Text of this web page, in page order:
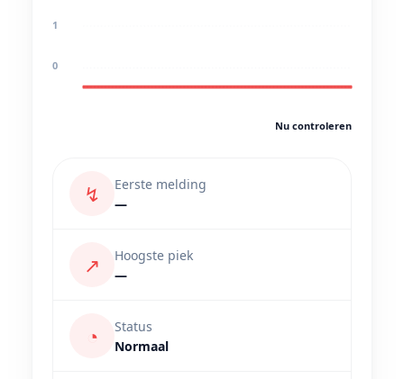
1
0
Nu controleren
↯
Eerste melding
—
↗
Hoogste piek
—
◔
Status
Normaal